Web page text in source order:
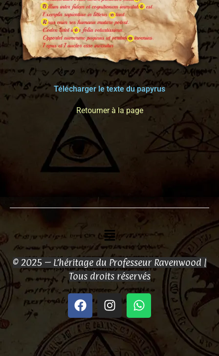
Télécharger le texte du papyrus
Retourner à la page
Menu
© 2025 – L’héritage du Professeur Ravenwood |
Tous droits réservés
F
a
c
e
b
I
n
s
t
a
W
h
a
t
s